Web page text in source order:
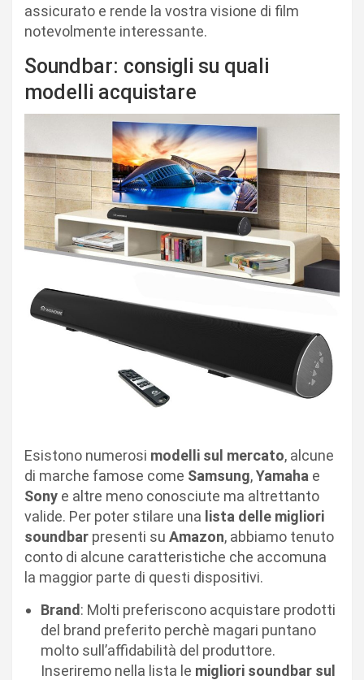
assicurato e rende la vostra visione di film
notevolmente interessante.
Soundbar: consigli su quali
modelli acquistare
Esistono numerosi modelli sul mercato, alcune
di marche famose come Samsung,Yamaha e
Sony e altre meno conosciute ma altrettanto
valide. Per poter stilare una lista delle migliori
soundbar presenti su Amazon, abbiamo tenuto
conto di alcune caratteristiche che accomuna
la maggior parte di questi dispositivi.
Brand: Molti preferiscono acquistare prodotti
del brand preferito perchè magari puntano
molto sull’affidabilità del produttore.
Inseriremo nella lista le migliori soundbar sul